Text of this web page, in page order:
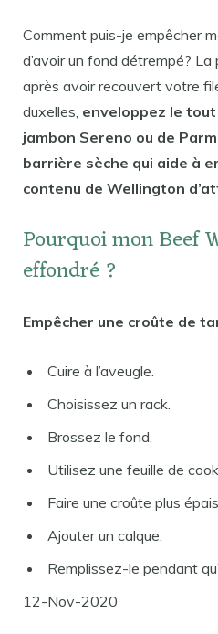
Comment puis-je empêcher
d’avoir un fond détrempé? La
après avoir recouvert votre
duxelles, enveloppez le tout
jambon Sereno ou de
barrière sèche qui aide à
contenu de Wellington
Pourquoi mon Beef
effondré ?
Empêcher une croûte de
Cuire à l’aveugle.
Choisissez un rack.
Brossez le fond.
Utilisez une feuille de
Faire une croûte plus
Ajouter un calque.
Remplissez-le pendant
12-Nov-2020